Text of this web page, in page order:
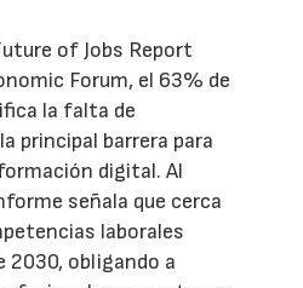
of Jobs Report
Forum, el 63% de
la falta de
principal barrera para
digital. Al
señala que cerca
laborales
2030, obligando a